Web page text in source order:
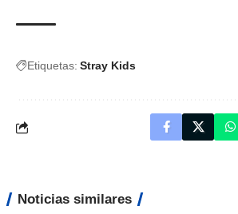
Etiquetas: Stray Kids
Noticias similares